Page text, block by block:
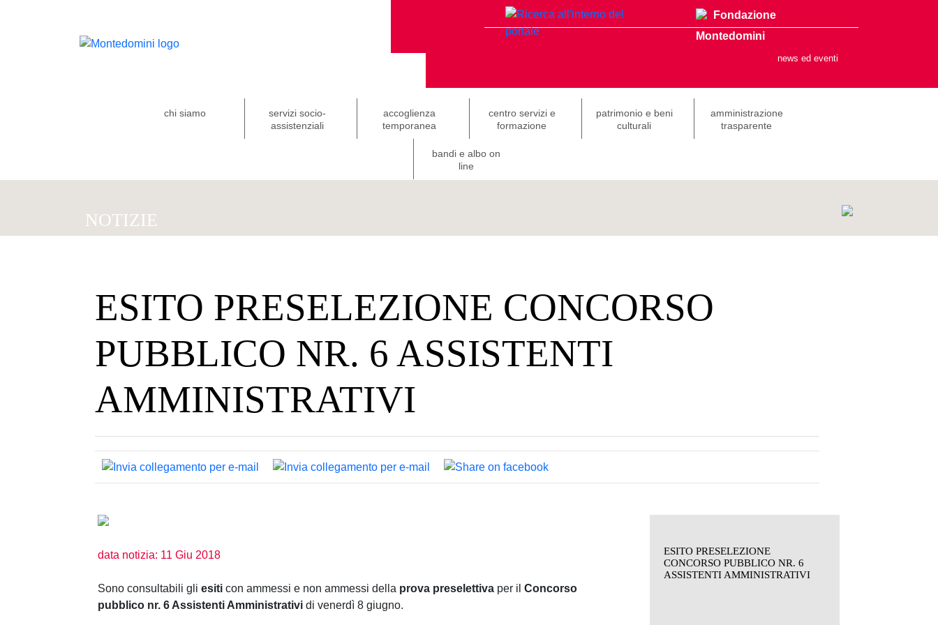
Fondazione
Montedomini
news ed eventi
chi siamo
servizi socio-
assistenziali
accoglienza
temporanea
centro servizi e
formazione
patrimonio e beni
culturali
amministrazione
trasparente
bandi e albo on
line
NOTIZIE
ESITO PRESELEZIONE CONCORSO
PUBBLICO NR. 6 ASSISTENTI
AMMINISTRATIVI
data notizia: 11 Giu 2018
Sono consultabili gli esiti con ammessi e non ammessi della prova preselettiva per il Concorso
pubblico nr. 6 Assistenti Amministrativi di venerdì 8 giugno.
ESITO PRESELEZIONE
CONCORSO PUBBLICO NR. 6
ASSISTENTI AMMINISTRATIVI